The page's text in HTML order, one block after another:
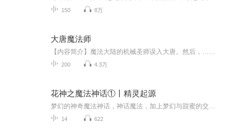
150 8万
大唐魔法师
200 4.3万
花神之魔法神话①丨精灵起源
14 622